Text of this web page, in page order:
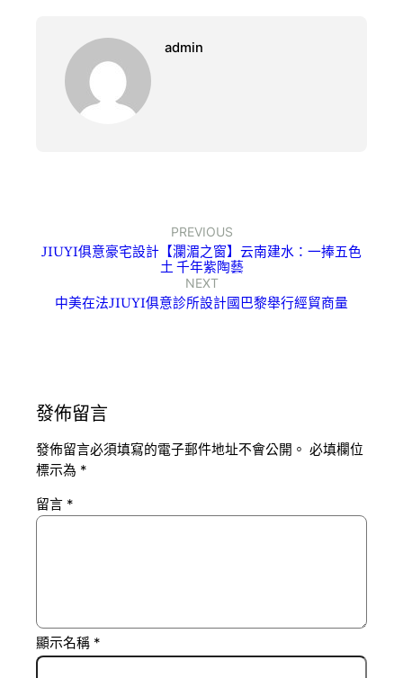
admin
PREVIOUS
JIUYI俱意豪宅設計【瀾湄之窗】云南建水：一捧五色
土 千年紫陶藝
NEXT
中美在法JIUYI俱意診所設計國巴黎舉行經貿商量
發佈留言
發佈留言必須填寫的電子郵件地址不會公開。 必填欄位
標示為 *
留言 *
顯示名稱 *